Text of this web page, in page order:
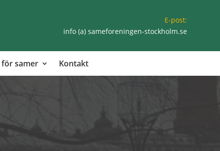
E-post:
info (a) sameforeningen-stockholm.se
samer Kontakt